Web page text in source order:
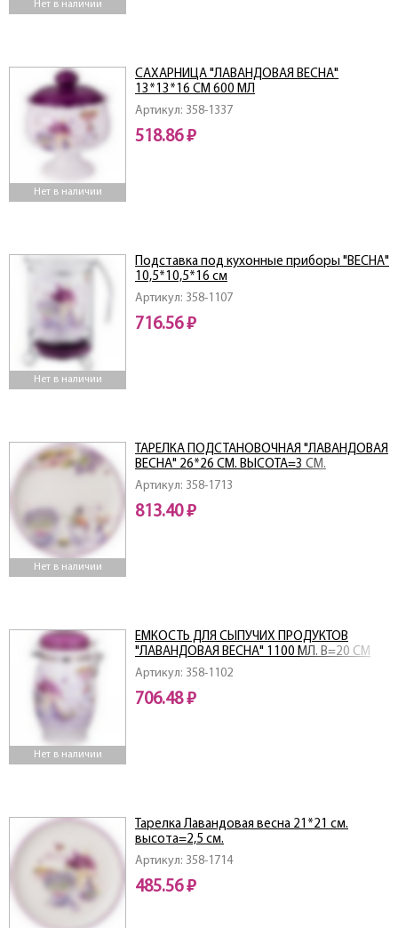
Нет в наличии
Нет в наличии
Артикул: 358-1337
САХАРНИЦА "ЛАВАНДОВАЯ ВЕСНА"
13*13*16 СМ 600 МЛ
518.86 ₽
Нет в наличии
Артикул: 358-1107
Подставка под кухонные приборы "ВЕСНА"
10,5*10,5*16 см
716.56 ₽
Нет в наличии
Артикул: 358-1713
ТАРЕЛКА ПОДСТАНОВОЧНАЯ "ЛАВАНДОВАЯ
ВЕСНА" 26*26 СМ. ВЫСОТА=3 СМ.
813.40 ₽
Нет в наличии
Артикул: 358-1102
ЕМКОСТЬ ДЛЯ СЫПУЧИХ ПРОДУКТОВ
"ЛАВАНДОВАЯ ВЕСНА" 1100 МЛ. В=20 СМ
706.48 ₽
Артикул: 358-1714
Тарелка Лавандовая весна 21*21 см.
высота=2,5 см.
485.56 ₽